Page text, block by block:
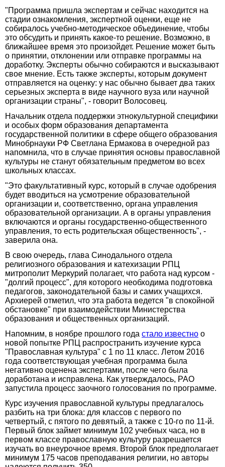
"Программа пришла экспертам и сейчас находится на
стадии ознакомления, экспертной оценки, еще не
собиралось учебно-методическое объединение, чтобы
это обсудить и принять какое-то решение. Возможно, в
ближайшее время это произойдет. Решение может быть
о принятии, отклонении или отправке программы на
доработку. Эксперты обычно собираются и высказывают
свое мнение. Есть также эксперты, которым документ
отправляется на оценку: у нас обычно бывает два таких
серьезных эксперта в виде научного вуза или научной
организации страны", - говорит Волосовец.
Начальник отдела поддержки этнокультурной специфики
и особых форм образования департамента
государственной политики в сфере общего образования
Минобрнауки РФ Светлана Ермакова в очередной раз
напомнила, что в случае принятия основы православной
культуры не станут обязательным предметом во всех
школьных классах.
"Это факультативный курс, который в случае одобрения
будет вводиться на усмотрение образовательной
организации и, соответственно, органа управления
образовательной организации. А в органы управления
включаются и органы государственно-общественного
управления, то есть родительская общественность", -
заверила она.
В свою очередь, глава Синодального отдела
религиозного образования и катехизации РПЦ
митрополит Меркурий полагает, что работа над курсом -
"долгий процесс", для которого необходима подготовка
педагогов, законодательной базы и самих учащихся.
Архиерей отметил, что эта работа ведется "в спокойной
обстановке" при взаимодействии Министерства
образования и общественных организаций.
Напомним, в ноябре прошлого года стало известно о
новой попытке РПЦ распространить изучение курса
"Православная культура" с 1 по 11 класс. Летом 2016
года соответствующая учебная программа была
негативно оценена экспертами, после чего была
доработана и исправлена. Как утверждалось, РАО
запустила процесс заочного голосования по программе.
Курс изучения православной культуры предлагалось
разбить на три блока: для классов с первого по
четвертый, с пятого по девятый, а также с 10-го по 11-й.
Первый блок займет минимум 102 учебных часа, но в
первом классе православную культуру разрешается
изучать во внеурочное время. Второй блок предполагает
минимум 175 часов преподавания религии, но авторы